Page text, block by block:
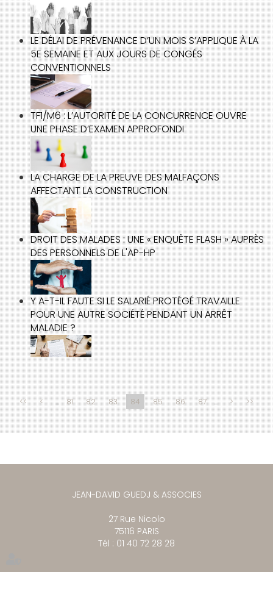
LE DÉLAI DE PRÉVENANCE D’UN MOIS S’APPLIQUE À LA
5E SEMAINE ET AUX JOURS DE CONGÉS
CONVENTIONNELS
TF1/M6 : L’AUTORITÉ DE LA CONCURRENCE OUVRE
UNE PHASE D’EXAMEN APPROFONDI
LA CHARGE DE LA PREUVE DES MALFAÇONS
AFFECTANT LA CONSTRUCTION
DROIT DES MALADES : UNE « ENQUÊTE FLASH » AUPRÈS
DES PERSONNELS DE L'AP-HP
Y A-T-IL FAUTE SI LE SALARIÉ PROTÉGÉ TRAVAILLE
POUR UNE AUTRE SOCIÉTÉ PENDANT UN ARRÊT
MALADIE ?
<< < ... 81 82 83 84 85 86 87 ... > >>
JEAN-DAVID GUEDJ & ASSOCIES
27 Rue Nicolo
75116 PARIS
Tél : 01 40 72 28 28